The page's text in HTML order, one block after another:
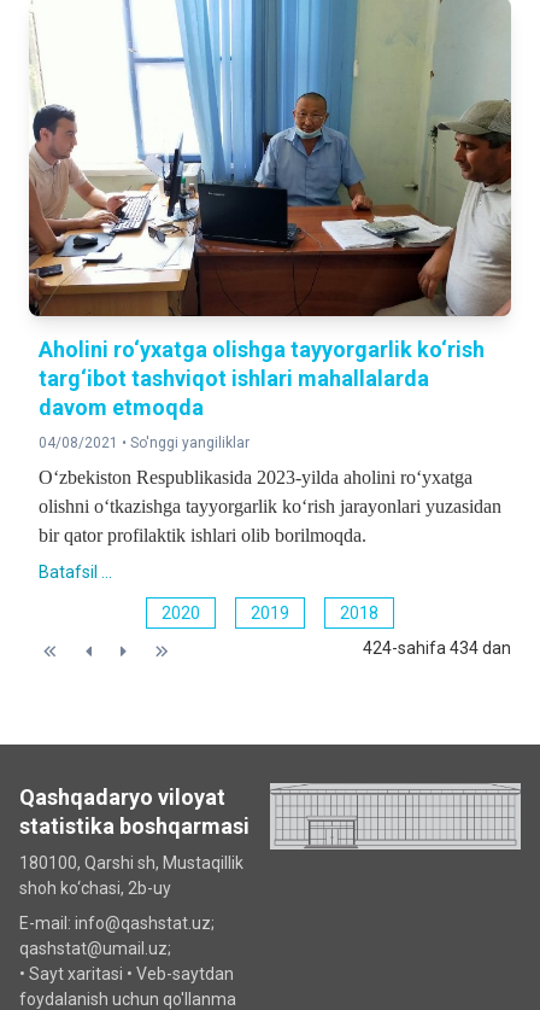
Aholini ro‘yxatga olishga tayyorgarlik ko‘rish
targ‘ibot tashviqot ishlari mahallalarda
davom etmoqda
04/08/2021 • So'nggi yangiliklar
O‘zbekiston Respublikasida 2023-yilda aholini ro‘yxatga
olishni o‘tkazishga tayyorgarlik ko‘rish jarayonlari yuzasidan
bir qator profilaktik ishlari olib borilmoqda.
Batafsil ...
424-sahifa 434 dan
2020 2019 2018
Qashqadaryo viloyat
statistika boshqarmasi
180100, Qarshi sh, Mustаqillik
shoh ko‘chаsi, 2b-uy
E-mail: info@qashstat.uz;
qashstat@umail.uz;
• Sayt xaritasi • Veb-saytdan
foydalanish uchun qo'llanma